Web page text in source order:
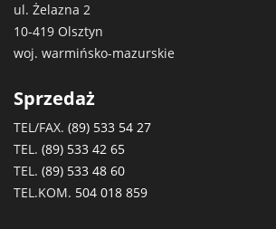
ul. Żelazna 2
10-419 Olsztyn
woj. warmińsko-mazurskie
Sprzedaż
TEL/FAX. (89) 533 54 27
TEL. (89) 533 42 65
TEL. (89) 533 48 60
TEL.KOM. 504 018 859